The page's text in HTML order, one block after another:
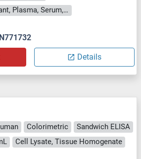
Cell Culture Supernatant, Plasma, Serum, Tissue Homogenate
Details
Colorimetric
Sandwich ELISA
Cell Lysate, Tissue Homogenate